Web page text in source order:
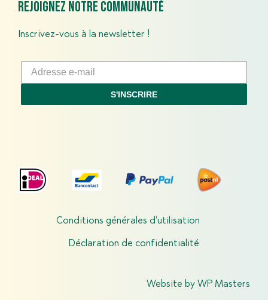
Rejoignez notre communauté
Inscrivez-vous à la newsletter !
S'INSCRIRE
Conditions générales d’utilisation
Déclaration de confidentialité
Website by WP Masters